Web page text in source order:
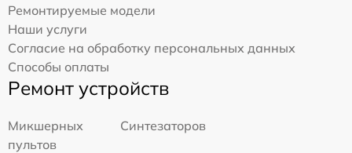
Ремонтируемые модели
Наши услуги
Согласие на обработку персональных данных
Способы оплаты
Ремонт устройств
Микшерных
пультов
Синтезаторов